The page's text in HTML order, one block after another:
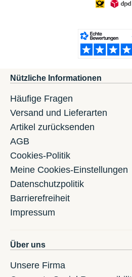
Nützliche Informationen
Häufige Fragen
Versand und Lieferarten
Artikel zurücksenden
AGB
Cookies-Politik
Meine Cookies-Einstellungen
Datenschutzpolitik
Barrierefreiheit
Impressum
Über uns
Unsere Firma